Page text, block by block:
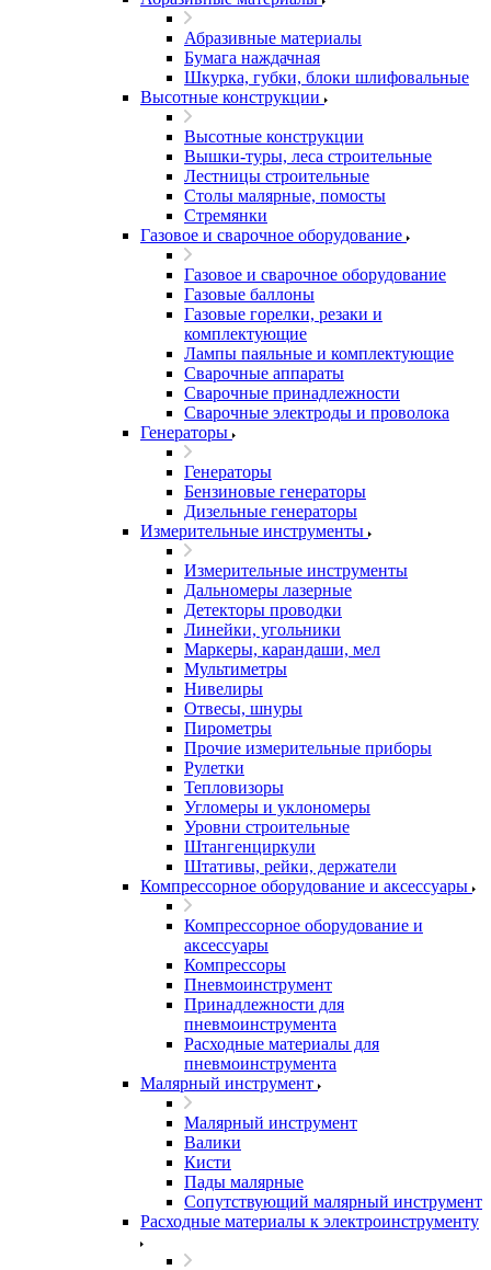
Абразивные материалы
Бумага наждачная
Шкурка, губки, блоки шлифовальные
Высотные конструкции
Высотные конструкции
Вышки-туры, леса строительные
Лестницы строительные
Столы малярные, помосты
Стремянки
Газовое и сварочное оборудование
Газовое и сварочное оборудование
Газовые баллоны
Газовые горелки, резаки и
комплектующие
Лампы паяльные и комплектующие
Сварочные аппараты
Сварочные принадлежности
Сварочные электроды и проволока
Генераторы
Генераторы
Бензиновые генераторы
Дизельные генераторы
Измерительные инструменты
Измерительные инструменты
Дальномеры лазерные
Детекторы проводки
Линейки, угольники
Маркеры, карандаши, мел
Мультиметры
Нивелиры
Отвесы, шнуры
Пирометры
Прочие измерительные приборы
Рулетки
Тепловизоры
Угломеры и уклономеры
Уровни строительные
Штангенциркули
Штативы, рейки, держатели
Компрессорное оборудование и аксессуары
Компрессорное оборудование и
аксессуары
Компрессоры
Пневмоинструмент
Принадлежности для
пневмоинструмента
Расходные материалы для
пневмоинструмента
Малярный инструмент
Малярный инструмент
Валики
Кисти
Пады малярные
Сопутствующий малярный инструмент
Расходные материалы к электроинструменту